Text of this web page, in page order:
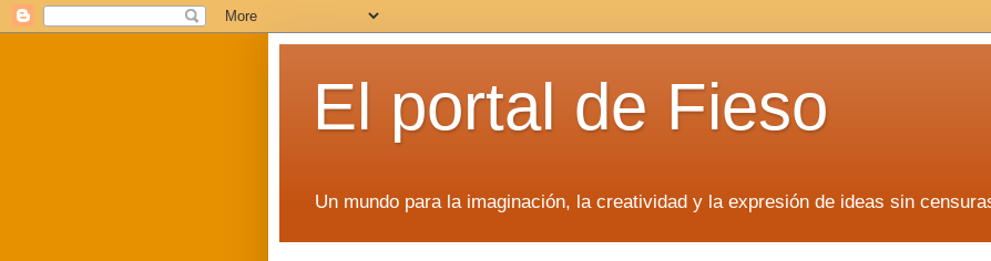
El portal de Fieso
Un mundo para la imaginación, la creatividad y la expresión de ideas sin